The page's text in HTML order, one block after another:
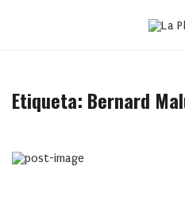
Etiqueta: Bernard